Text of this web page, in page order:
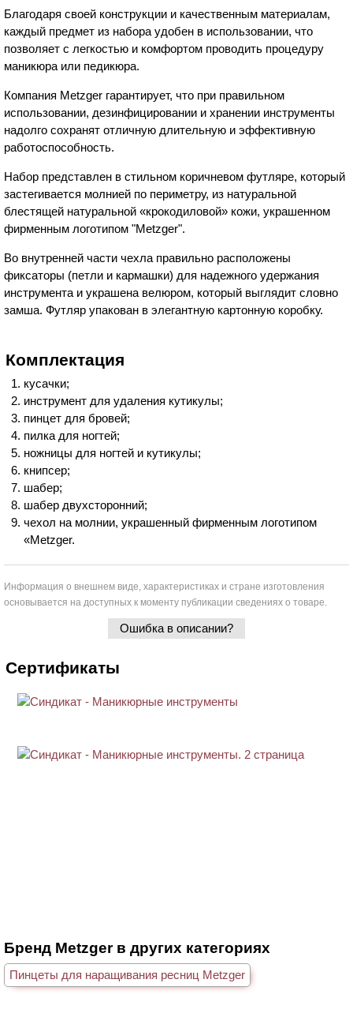
Благодаря своей конструкции и качественным материалам,
каждый предмет из набора удобен в использовании, что
позволяет с легкостью и комфортом проводить процедуру
маникюра или педикюра.
Компания Metzger гарантирует, что при правильном
использовании, дезинфицировании и хранении инструменты
надолго сохранят отличную длительную и эффективную
работоспособность.
Набор представлен в стильном коричневом футляре, который
застегивается молнией по периметру, из натуральной
блестящей натуральной «крокодиловой» кожи, украшенном
фирменным логотипом "Metzger".
Во внутренней части чехла правильно расположены
фиксаторы (петли и кармашки) для надежного удержания
инструмента и украшена велюром, который выглядит словно
замша. Футляр упакован в элегантную картонную коробку.
Комплектация
кусачки;
инструмент для удаления кутикулы;
пинцет для бровей;
пилка для ногтей;
ножницы для ногтей и кутикулы;
книпсер;
шабер;
шабер двухсторонний;
чехол на молнии, украшенный фирменным логотипом
«Metzger.
Информация о внешнем виде, характеристиках и стране изготовления
основывается на доступных к моменту публикации сведениях о товаре.
Ошибка в описании?
Сертификаты
Бренд Metzger в других категориях
Пинцеты для наращивания ресниц Metzger